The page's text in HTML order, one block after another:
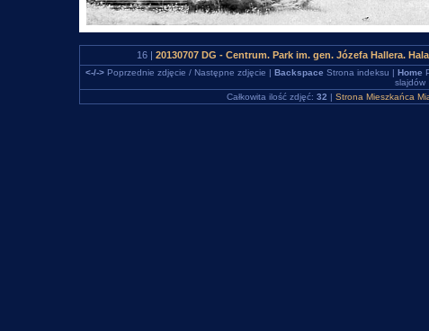
16 | 20130707 DG - Centrum. Park im. gen. Józefa Hallera.
<-/->Poprzednie zdjęcie / Następne zdjęcie | Backspace Strona indeksu | Home
slajdów
Całkowita ilość zdjęć: 32 | Strona Mieszkańca